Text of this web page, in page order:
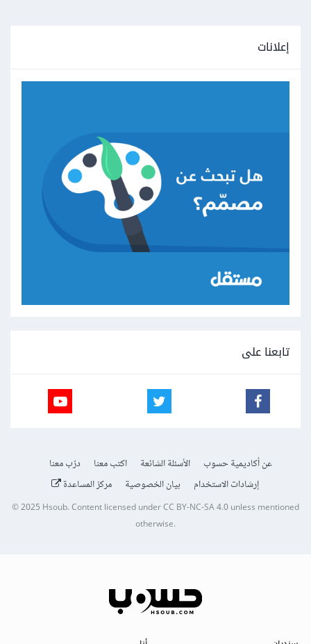
إعلانات
تابعنا على
عن أكاديمية حسوب الأسئلة الشائعة اكتب معنا
درّب معنا
إرشادات الاستخدام
بيان الخصوصية مركز المساعدة
© 2025Hsoub.Content licensed underCC BY-NC-SA 4.0unless mentioned
otherwise.